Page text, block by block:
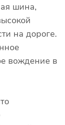
шина,
на дороге.
вождение в